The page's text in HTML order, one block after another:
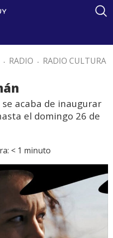
. RADIO . RADIO CULTURA
acaba de inaugurar
el domingo 26 de
< 1 minuto